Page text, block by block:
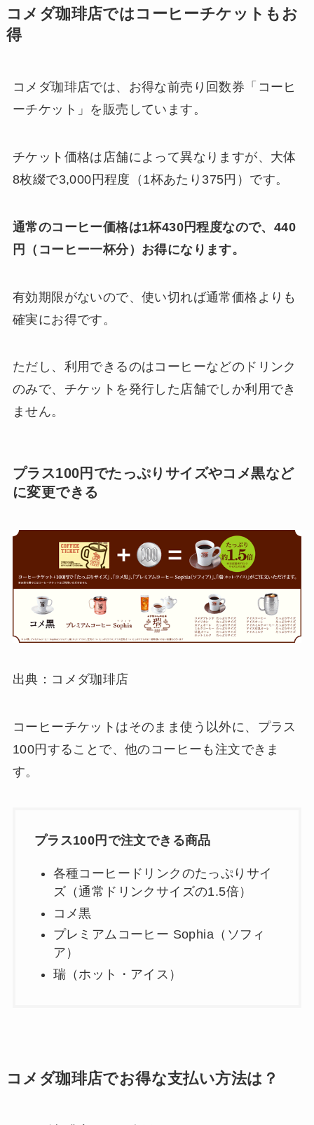
コメダ珈琲店ではコーヒーチケットもお
得
コメダ珈琲店では、お得な前売り回数券「コーヒ
ーチケット」を販売しています。
チケット価格は店舗によって異なりますが、大体
8枚綴で3,000円程度（1杯あたり375円）です。
通常のコーヒー価格は1杯430円程度なので、440
円（コーヒー一杯分）お得になります。
有効期限がないので、使い切れば通常価格よりも
確実にお得です。
ただし、利用できるのはコーヒーなどのドリンク
のみで、チケットを発行した店舗でしか利用でき
ません。
プラス100円でたっぷりサイズやコメ黒など
に変更できる
出典：コメダ珈琲店
コーヒーチケットはそのまま使う以外に、プラス
100円することで、他のコーヒーも注文できま
す。
プラス100円で注文できる商品
各種コーヒードリンクのたっぷりサイ
ズ（通常ドリンクサイズの1.5倍）
コメ黒
プレミアムコーヒー Sophia（ソフィ
ア）
瑞（ホット・アイス）
コメダ珈琲店でお得な支払い方法は？